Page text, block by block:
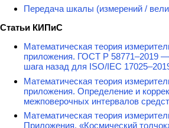
Передача шкалы (измерений /
Статьи КИПиС
Математическая теория
приложения. ГОСТ Р 58771–2019
шага назад для ISO/IEC
Математическая теория
приложения. Определение и
межповерочных интервалов
Математическая теория
Приложения. «Космический